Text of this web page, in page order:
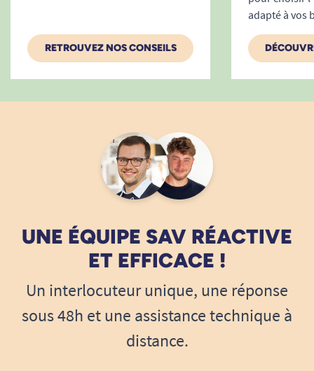
RETROUVEZ NOS CONSEILS
adapté à vos
UNE ÉQUIPE SAV RÉACTIVE
ET EFFICACE !
Un interlocuteur unique, une réponse
sous 48h et une assistance technique à
distance.